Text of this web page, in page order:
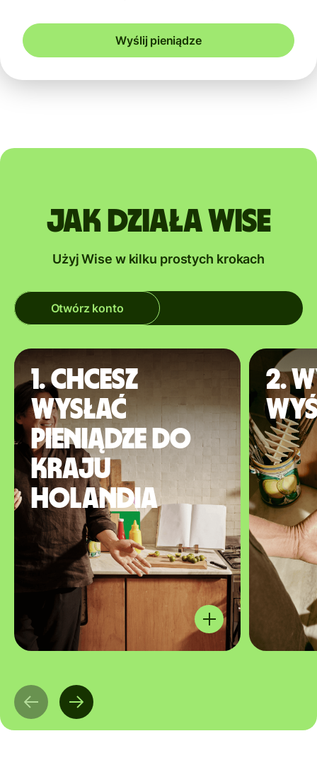
Wyślij pieniądze
Jak działa Wise
Użyj Wise w kilku prostych krokach
Otwórz konto
1. Chcesz
wysłać
pieniądze do
kraju
Holandia
2.